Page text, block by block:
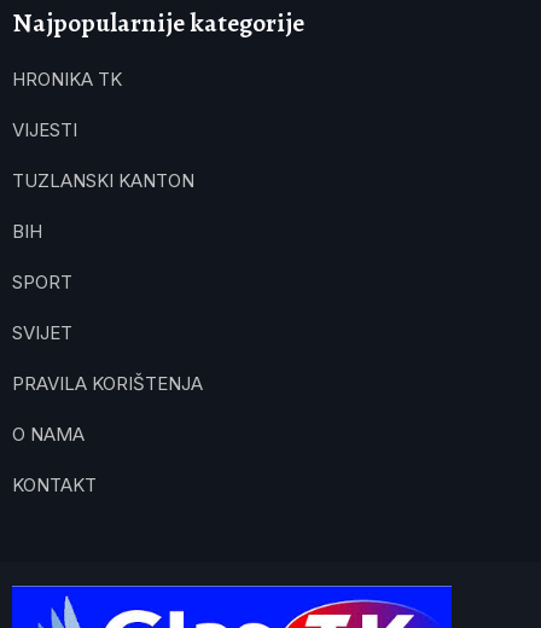
Najpopularnije kategorije
HRONIKA TK
VIJESTI
TUZLANSKI KANTON
BIH
SPORT
SVIJET
PRAVILA KORIŠTENJA
O NAMA
KONTAKT